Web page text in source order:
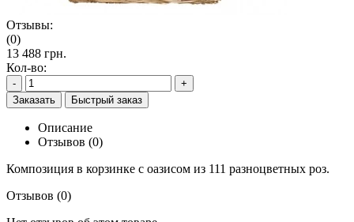
Отзывы:
(0)
13 488 грн.
Кол-во:
-
+
Заказать
Быстрый заказ
Описание
Отзывов (0)
Композиция в корзинке с оазисом из 111 разноцветных роз.
Отзывов (0)